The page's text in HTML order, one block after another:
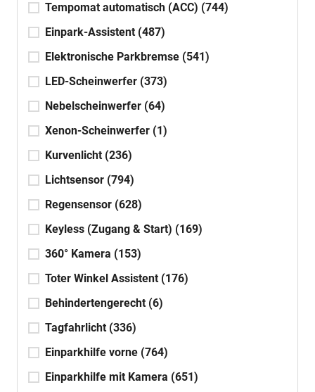
Tempomat automatisch (ACC) (744)
Einpark-Assistent (487)
Elektronische Parkbremse (541)
LED-Scheinwerfer (373)
Nebelscheinwerfer (64)
Xenon-Scheinwerfer (1)
Kurvenlicht (236)
Lichtsensor (794)
Regensensor (628)
Keyless (Zugang & Start) (169)
360° Kamera (153)
Toter Winkel Assistent (176)
Behindertengerecht (6)
Tagfahrlicht (336)
Einparkhilfe vorne (764)
Einparkhilfe mit Kamera (651)